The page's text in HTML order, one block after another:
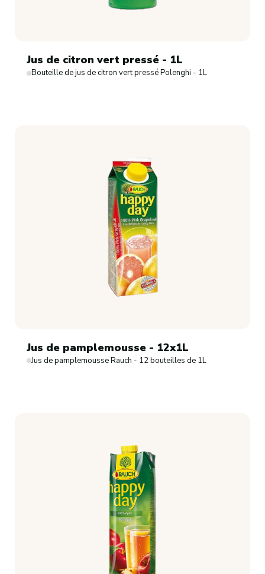
Jus de citron vert pressé - 1L
Bouteille de jus de citron vert pressé Polenghi - 1L
Jus de pamplemousse - 12x1L
Jus de pamplemousse Rauch - 12 bouteilles de 1L